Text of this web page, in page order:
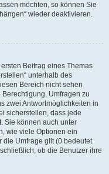
möchten, so können Sie
wieder deaktivieren.
Beitrag eines Themas
unterhalb des
Bereich nicht sehen
Umfragen zu
zwei Antwortmöglichkeiten in
sicherstellen, dass jede
Sie können auch unter
wie viele Optionen ein
die Umfrage gilt (0 bedeutet
ob die Benutzer ihre